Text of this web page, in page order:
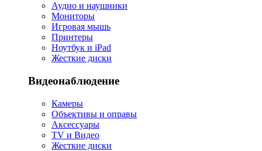
Аудио и наушники
Мониторы
Игровая мышь
Принтеры
Ноутбук и iPad
Жесткие диски
Видеонаблюдение
Камеры
Объективы и оправы
Аксессуары
TV и Видео
Жесткие диски